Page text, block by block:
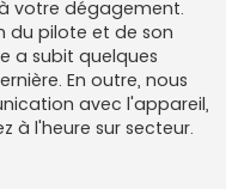
votre dégagement.
du pilote et de son
a subit quelques
En outre, nous
avec l'appareil,
à l'heure sur secteur.